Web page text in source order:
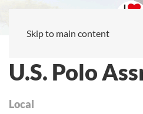
Skip to main content
U.S. Polo
Local